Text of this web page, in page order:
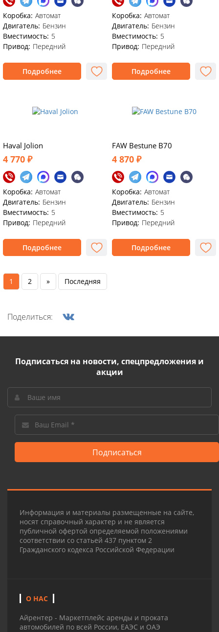
Коробка: Автомат
Двигатель: Бензин
Вместимость: 5
Привод: Передний
Подробнее
Коробка: Автомат
Двигатель: Бензин
Вместимость: 5
Привод: Передний
Подробнее
Haval Jolion
4 770 ₽
Коробка: Автомат
Двигатель: Бензин
Вместимость: 5
Привод: Передний
Подробнее
FAW Bestune B70
4 870 ₽
Коробка: Автомат
Двигатель: Бензин
Вместимость: 5
Привод: Передний
Подробнее
1 2 » Последняя
Поделиться:
Подписаться на новости, спецпредложения и
акции
Подписаться
Информация и материалы размещенные на сайте,
носят справочный характер и не является
публичной офертой определяемой положениями
соответствии со статьей 437 пунктом 2
Гражданского кодекса Российской Федерации
О НАС
Айрентер - Маркетплейс аренды и проката
автомобилей по всей России, ЕАЭС и ОАЭ